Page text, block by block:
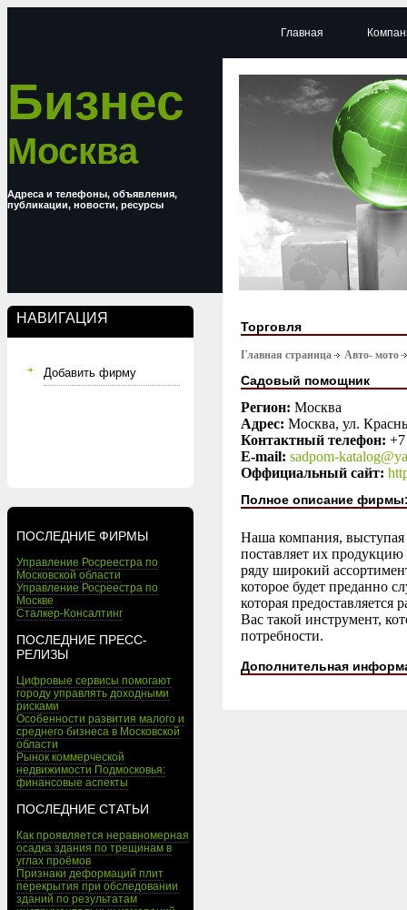
Бизнес
Москва
Адреса и телефоны, объявления,
публикации, новости, ресурсы
НАВИГАЦИЯ
Добавить фирму
ПОСЛЕДНИЕ ФИРМЫ
Управление Росреестра по
Московской области
Управление Росреестра по
Москве
Сталкер-Консалтинг
ПОСЛЕДНИЕ ПРЕСС-
РЕЛИЗЫ
Цифровые сервисы помогают
городу управлять доходными
рисками
Особенности развития малого и
среднего бизнеса в Московской
области
Рынок коммерческой
недвижимости Подмосковья:
финансовые аспекты
ПОСЛЕДНИЕ СТАТЬИ
Как проявляется неравномерная
осадка здания по трещинам в
углах проёмов
Признаки деформаций плит
перекрытия при обследовании
зданий по результатам
Главная
Торговля
Главная страница Авто- мото
Садовый помощник
Регион: Москва
Адрес: Москва, ул.
Контактный телефон:
E-mail: sadpom-
Оффициальный сайт:
Полное описание
Наша компания, выступая
поставляет их
ряду широкий
которое будет преданно
которая
Вас такой инструмент,
потребности.
Дополнительная